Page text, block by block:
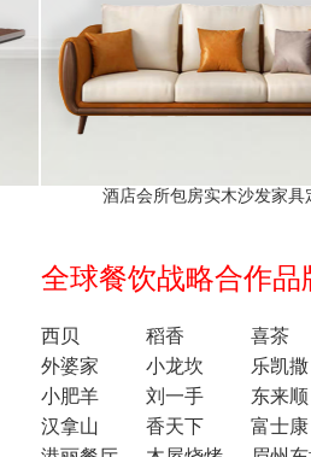
酒店会所包房实木沙发家具
全球餐饮战略合作品
西贝 稻香
喜茶
外婆家
小龙坎
乐凯撒
小肥羊
刘一手
东来顺
汉拿山
香天下
富士康